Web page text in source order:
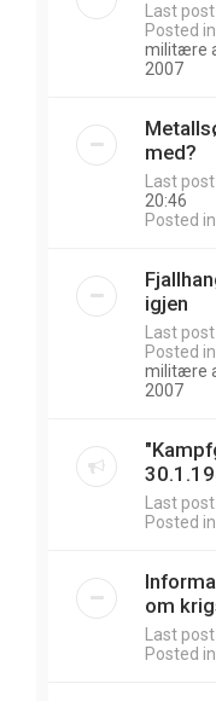
Last
Posted in
militære
2007
med?
Last
20:46
Posted in
igjen
Last
Posted in
militære
2007
Last
Posted in
om
Last
Posted in